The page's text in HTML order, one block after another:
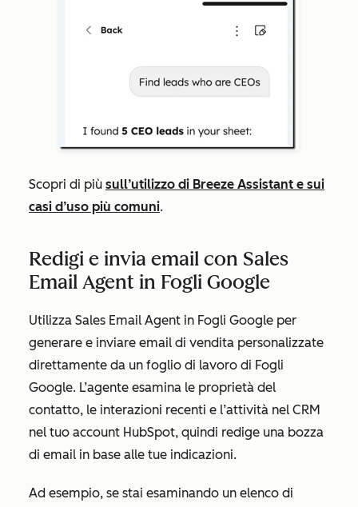
Scopri di più sull’utilizzo di Breeze Assistant e sui
casi d’uso più comuni.
Redigi e invia email con Sales
Email Agent in Fogli Google
Utilizza Sales Email Agent in Fogli Google per
generare e inviare email di vendita personalizzate
direttamente da un foglio di lavoro di Fogli
Google. L’agente esamina le proprietà del
contatto, le interazioni recenti e l’attività nel CRM
nel tuo account HubSpot, quindi redige una bozza
di email in base alle tue indicazioni.
Ad esempio, se stai esaminando un elenco di